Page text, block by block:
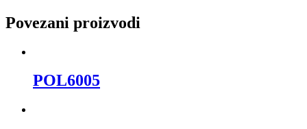
Povezani proizvodi
POL6005